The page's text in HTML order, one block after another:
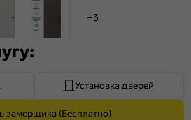
+3
Установка дверей
замерщика (Бесплатно)